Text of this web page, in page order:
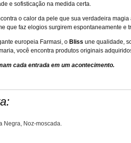
e sofisticação na medida certa.
o calor da pele que sua verdadeira
que faz elogios surgirem espontaneamente
europeia Farmasi, o Bliss une qualidade,
você encontra produtos originais
cada entrada em um acontecimento.
Negra, Noz-moscada.